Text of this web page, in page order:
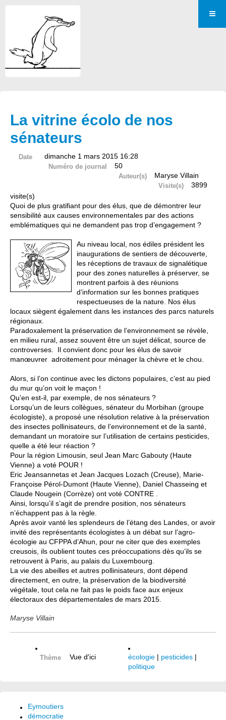
La vitrine écolo de nos
sénateurs
Date dimanche 1 mars 2015 16:28
Numéro de journal 50
Auteur(s) Maryse Villain
Visite(s)
3899
visite(s)
Quoi de plus gratifiant pour des élus, que de démontrer leur
sensibilité aux causes environnementales par des actions
emblématiques qui ne demandent pas trop d’engagement ?
Au niveau local, nos édiles président les
inaugurations de sentiers de découverte,
les réceptions de travaux de signalétique
pour des zones naturelles à préserver, se
montrent parfois à des réunions
d’information sur les bonnes pratiques
respectueuses de la nature. Nos élus
locaux siègent également dans les instances des parcs naturels
régionaux.
Paradoxalement la préservation de l’environnement se révèle,
en milieu rural, assez souvent être un sujet délicat, source de
controverses. Il convient donc pour les élus de savoir
manœuvrer adroitement pour ménager la chèvre et le chou.
Alors, si l’on continue avec les dictons populaires, c’est au pied
du mur qu’on voit le maçon !
Qu’en est-il, par exemple, de nos sénateurs ?
Lorsqu’un de leurs collègues, sénateur du Morbihan (groupe
écologiste), a proposé une résolution relative à la préservation
des insectes pollinisateurs, de l’environnement et de la santé,
demandant un moratoire sur l’utilisation de certains pesticides,
quelle a été leur réaction ?
Pour la région Limousin, seul Jean Marc Gabouty (Haute
Vienne) a voté POUR !
Eric Jeansannetas et Jean Jacques Lozach (Creuse), Marie-
Françoise Pérol-Dumont (Haute Vienne), Daniel Chasseing et
Claude Nougein (Corrèze) ont voté CONTRE .
Ainsi, lorsqu’il s’agit de prendre position, nos sénateurs
n’échappent pas à la règle.
Après avoir vanté les splendeurs de l’étang des Landes, or avoir
invité des représentants écologistes à un débat sur l’agro-
écologie au CFPPA d’Ahun, pour ne citer que des exemples
creusois, ils oublient toutes ces préoccupations dès qu’ils se
retrouvent à Paris, au palais du Luxembourg.
La vie des abeilles et autres pollinisateurs, dont dépend
directement, en outre, la préservation de la biodiversité
végétale, tout cela ne fait pas le poids face aux enjeux
électoraux des départementales de mars 2015.
Maryse Villain
Thème Vue d'ici écologie | pesticides |
politique
Eymoutiers
démocratie